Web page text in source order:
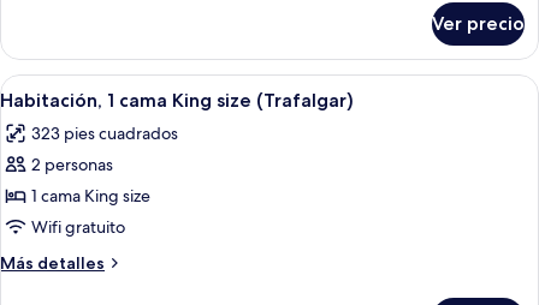
size
(St.
James)
1
cama
King
(St.
James)
Ver precio
Abrir
todas
las
fotos
de
Habitación,
1
cama
Habitación de hotel con una cama
6
Habitación, 1 cama King size (Trafalgar)
323 pies cuadrados
2 personas
1 cama King size
Wifi gratuito
Más detalles
Más